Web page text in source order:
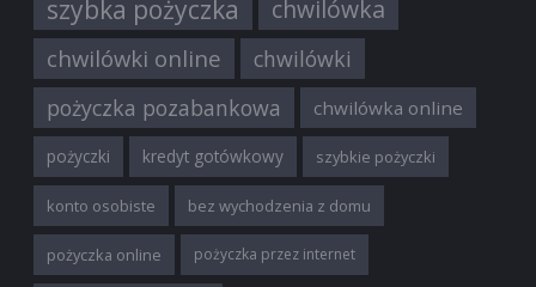
szybka pożyczka
chwilówka
chwilówki online
chwilówki
pożyczka pozabankowa
chwilówka online
pożyczki kredyt gotówkowy szybkie pożyczki
konto osobiste bez wychodzenia z domu
pożyczka online pożyczka przez internet